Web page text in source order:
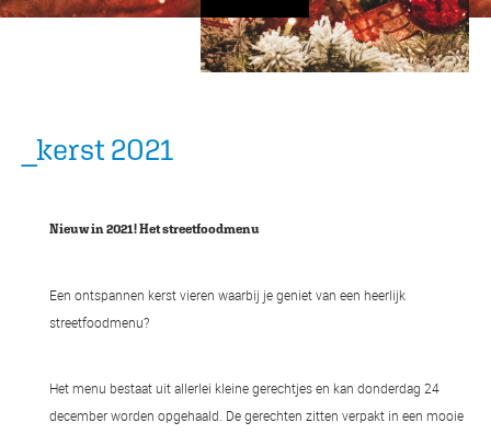
_kerst 2021
Nieuw in 2021! Het streetfoodmenu
Een ontspannen kerst vieren waarbij je geniet van een heerlijk
streetfoodmenu?
Het menu bestaat uit allerlei kleine gerechtjes en kan donderdag 24
december worden opgehaald. De gerechten zitten verpakt in een mooie